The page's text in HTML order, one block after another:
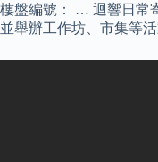
樓盤編號： … 迴響日常
並舉辦工作坊、市集等活